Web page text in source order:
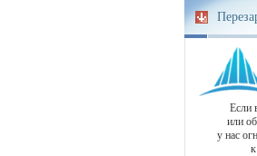
Если
или
у нас